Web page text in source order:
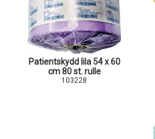
Patientskydd lila 54 x 60
cm 80 st. rulle
103228